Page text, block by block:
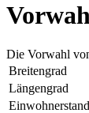
Die Vorwahl
Breitengrad
Längengrad
Einwohnerstand